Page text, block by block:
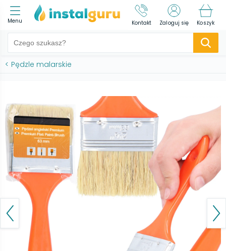
Menu Kontakt Zaloguj się Koszyk
< Pędzle malarskie